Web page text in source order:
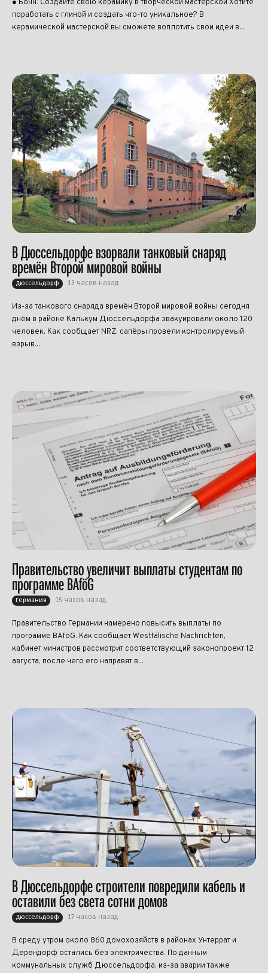
● Бонн: Создайте свою керамику в творческой мастерской Хотите
поработать с глиной и создать что-то уникальное? В
керамической мастерской вы сможете воплотить свои идеи в...
В Дюссельдорфе взорвали танковый снаряд
времён Второй мировой войны
Дюссельдорф 13 часов назад
Из-за танкового снаряда времён Второй мировой войны сегодня
днём в районе Калькум Дюссельдорфа эвакуировали около 120
человек. Как сообщает NRZ, сапёры провели контролируемый
взрыв...
Правительство увеличит выплаты студентам по
программе BAföG
Германия 15 часов назад
Правительство Германии намерено повысить выплаты по
программе BAföG. Как сообщает Westfälische Nachrichten,
кабинет министров рассмотрит соответствующий законопроект 12
августа, после чего его направят в...
В Дюссельдорфе строители повредили кабель и
оставили без света сотни домов
Дюссельдорф 17 часов назад
В среду утром около 860 домохозяйств в районах Унтеррат и
Дерендорф остались без электричества. По данным
коммунальных служб Дюссельдорфа, из-за аварии также